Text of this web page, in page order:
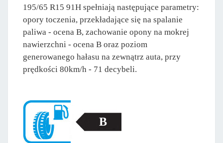
195/65 R15 91H spełniają następujące parametry:
opory toczenia, przekładające się na spalanie
paliwa - ocena B, zachowanie opony na mokrej
nawierzchni - ocena B oraz poziom
generowanego hałasu na zewnątrz auta, przy
prędkości 80km/h - 71 decybeli.
B